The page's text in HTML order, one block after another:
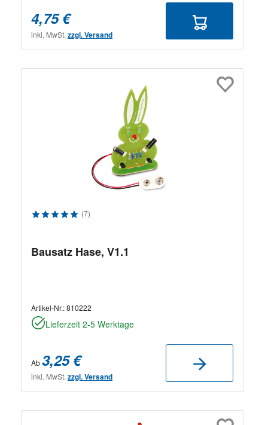
4,75 €
inkl. MwSt. zzgl. Versand
Durchschnittliche Bewertung von 5 von 5 Sternen
(7)
Bausatz Hase, V1.1
Artikel-Nr.:810222
Lieferzeit 2-5 Werktage
Ab3,25 €
inkl. MwSt. zzgl. Versand